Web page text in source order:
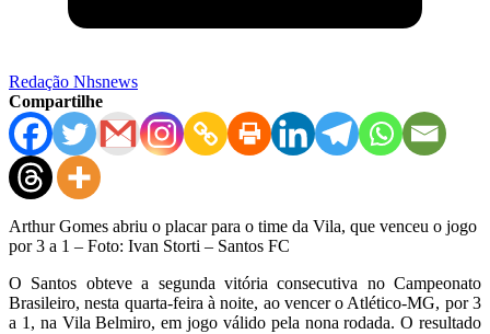
Redação Nhsnews
Compartilhe
Arthur Gomes abriu o placar para o time da Vila, que venceu o jogo
por 3 a 1 – Foto: Ivan Storti – Santos FC
O Santos obteve a segunda vitória consecutiva no Campeonato
Brasileiro, nesta quarta-feira à noite, ao vencer o Atlético-MG, por 3
a 1, na Vila Belmiro, em jogo válido pela nona rodada. O resultado